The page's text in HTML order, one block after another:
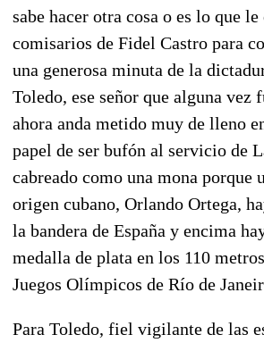
sabe hacer otra cosa o es lo que
comisarios de Fidel Castro para
una generosa minuta de la
Toledo, ese señor que alguna vez
ahora anda metido muy de lleno
papel de ser bufón al servicio de
cabreado como una mona porque
origen cubano, Orlando Ortega,
la bandera de España y encima
medalla de plata en los 110
Juegos Olímpicos de Río de
Para Toledo, fiel vigilante de las